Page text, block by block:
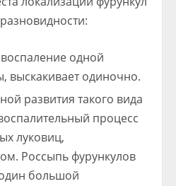
одной
выскакивает одиночно.
развития такого вида
процесс
луковиц,
Россыпь фурункулов
один большой